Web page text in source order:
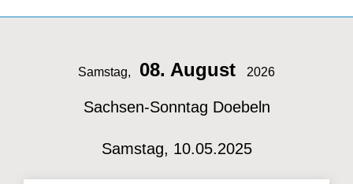
Samstag, 08. August 2026
Sachsen-Sonntag Doebeln
Samstag, 10.05.2025